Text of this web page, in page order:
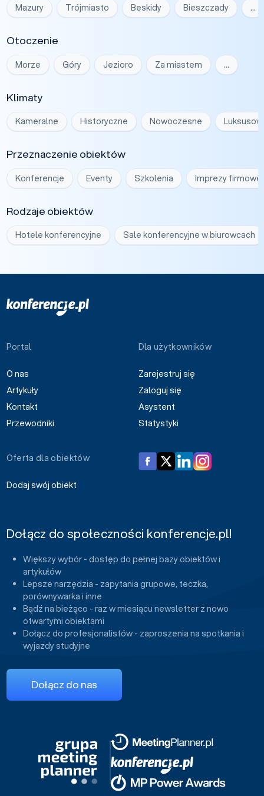
Mazury Trójmiasto Beskidy Bieszczady …
Otoczenie
Morze Góry Jezioro Za miastem …
Klimaty
Kameralne Historyczne Nowoczesne
Przeznaczenie obiektów
Konferencje Eventy Szkolenia Imprezy firmowe
Rodzaje obiektów
Hotele konferencyjne Sale konferencyjne w biurowcach
Portal
O nas
Artykuły
Kontakt
Przewodniki
Dla użytkowników
Zarejestruj się
Zaloguj się
Asystent
Statystyki
Oferta dla obiektów
Dodaj swój obiekt
Dołącz do społeczności konferencje.pl!
Większy wybór - dostęp do pełnej bazy obiektów i
artykułów
Lepsze narzędzia - zapytania grupowe, teczka,
porównywarka i inne
Bądź na bieżąco - raz w miesiącu newsletter z nowo
otwartymi obiektami
Dołącz do profesjonalistów - zaproszenia na spotkania i
wyjazdy studyjne
Dołącz do nas